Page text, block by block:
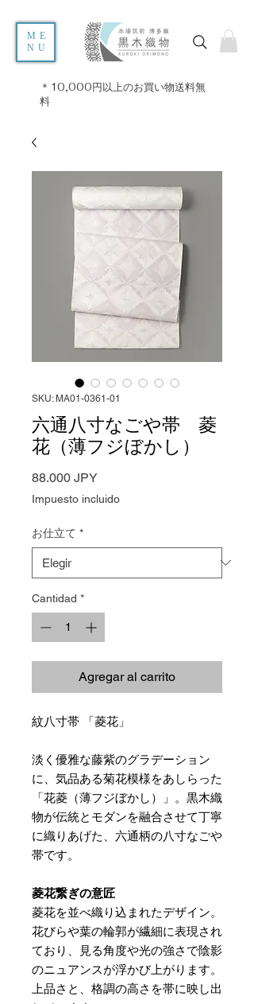
ME
NU
＊10,000円以上のお買い物送料無
料
SKU: MA01-0361-01
六通八寸なごや帯 菱
花（薄フジぼかし）
88.000 JPYPrecio
Impuesto incluido
お仕立て *
Cantidad *
Agregar al carrito
紋八寸帯 「菱花」
淡く優雅な藤紫のグラデーション
に、気品ある菊花模様をあしらった
「花菱（薄フジぼかし）」。黒木織
物が伝統とモダンを融合させて丁寧
に織りあげた、六通柄の八寸なごや
帯です。
菱花繋ぎの意匠
菱花を並べ織り込まれたデザイン。
花びらや葉の輪郭が繊細に表現され
ており、見る角度や光の強さで陰影
のニュアンスが浮かび上がります。
上品さと、格調の高さを帯に映し出